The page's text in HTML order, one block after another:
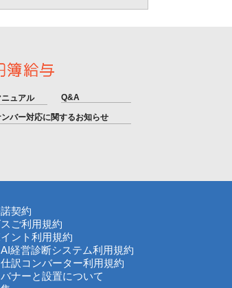
ュアル Q&A
ンバー対応に関するお知らせ
契約
ご利用規約
ント利用規約
経営診断システム利用規約
訳コンバーター利用規約
ナーと設置について